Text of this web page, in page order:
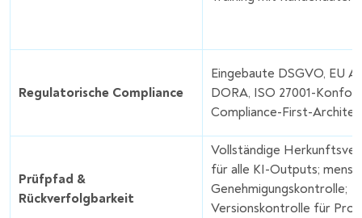
Regulatorische Compliance
Eingebaute DSGVO, EU
DORA, ISO 27001-
Compliance-First-
Prüfpfad &
Rückverfolgbarkeit
Vollständige
für alle KI-Outputs;
Genehmigungskontrolle;
Versionskontrolle für